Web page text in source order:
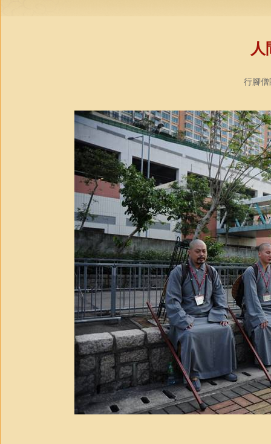
人
行腳僧